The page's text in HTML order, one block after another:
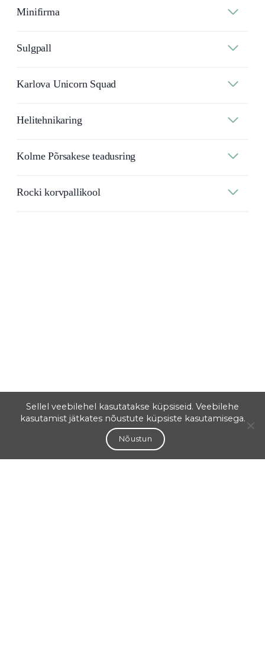
Minifirma
Sulgpall
Karlova Unicorn Squad
Helitehnikaring
Kolme Põrsakese teadusring
Rocki korvpallikool
Sellel veebilehel kasutatakse küpsiseid. Veebilehe
kasutamist jätkates nõustute küpsiste kasutamisega.
Nõustun